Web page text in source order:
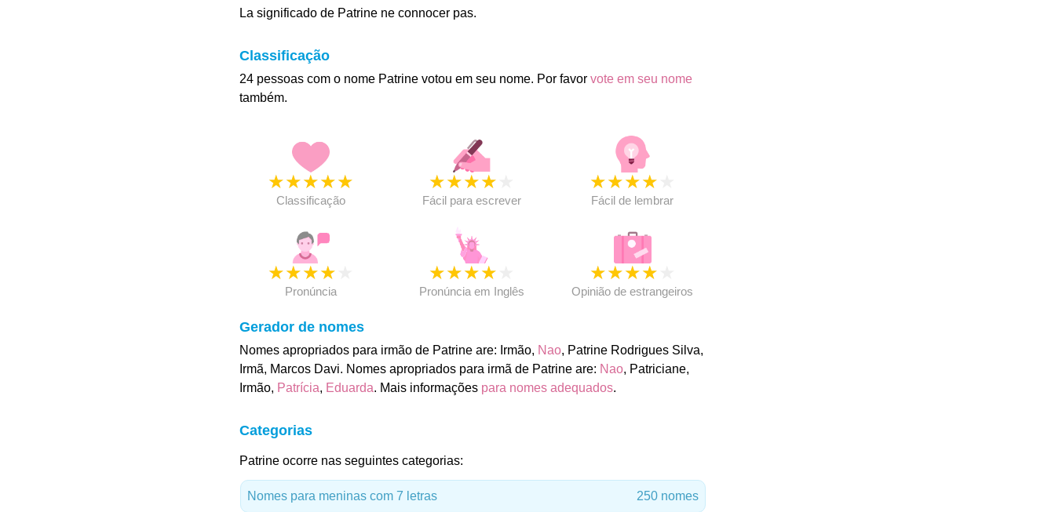
La significado de Patrine ne connocer pas.
Classificação
24 pessoas com o nome Patrine votou em seu nome. Por favor vote em seu nome
também.
★★★★★
Classificação
★★★★
Fácil para escrever
★★★★
Fácil de lembrar
★★★★
Pronúncia
★★★★
Pronúncia em Inglês
★★★★
Opinião de estrangeiros
Gerador de nomes
Nomes apropriados para irmão de Patrine are: Irmão, Nao, Patrine Rodrigues Silva,
Irmã, Marcos Davi. Nomes apropriados para irmã de Patrine are: Nao, Patriciane,
Irmão, Patrícia, Eduarda. Mais informações para nomes adequados.
Categorias
Patrine ocorre nas seguintes categorias:
Nomes para meninas com 7 letras 250 nomes